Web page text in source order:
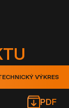
VÝKRES
PDF